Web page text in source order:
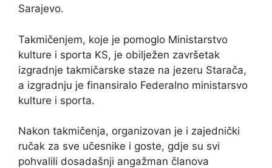
Sarajevo.
Takmičenjem, koje je pomoglo Ministarstvo
kulture i sporta KS, je obilježen završetak
izgradnje takmičarske staze na jezeru Starača,
a izgradnju je finansiralo Federalno ministarsvo
kulture i sporta.
Nakon takmičenja, organizovan je i zajednički
ručak za sve učesnike i goste, gdje su svi
pohvalili dosadašnji angažman članova